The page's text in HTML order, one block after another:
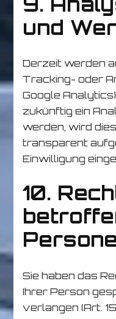
und
Derzeit werden
Tracking- oder
Google
zukünftig ein
werden, wird
transparent
Einwilligung
10.
Sie haben das
Ihrer Person
verlangen (Art.